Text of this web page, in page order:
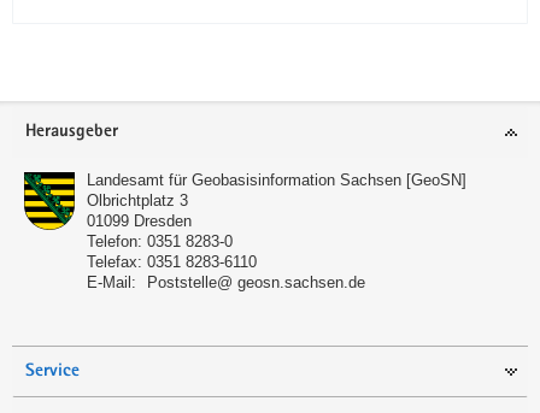
Footer-
Herausgeber
Landesamt für Geobasisinformation Sachsen [GeoSN]
Olbrichtplatz 3
01099 Dresden
Telefon: 0351 8283-0
Telefax: 0351 8283-6110
E-Mail:
Poststelle@ geosn.sachsen.de
Service